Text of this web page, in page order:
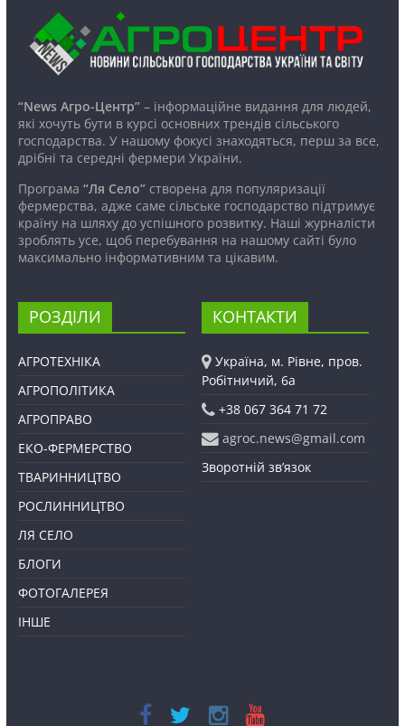
“News Агро-Центр”– інформаційне видання для людей,
які хочуть бути в курсі основних трендів сільського
господарства. У нашому фокусі знаходяться, перш за все,
дрібні та середні фермери України.
Програма “Ля Село”створена для популяризації
фермерства, адже саме сільське господарство підтримує
країну на шляху до успішного розвитку. Наші журналісти
зроблять усе, щоб перебування на нашому сайті було
максимально інформативним та цікавим.
РОЗДІЛИ
АГРОТЕХНІКА
АГРОПОЛІТИКА
АГРОПРАВО
ЕКО-ФЕРМЕРСТВО
ТВАРИННИЦТВО
РОСЛИННИЦТВО
ЛЯ СЕЛО
БЛОГИ
ФОТОГАЛЕРЕЯ
ІНШЕ
КОНТАКТИ
Україна, м. Рівне, пров.
Робітничий, 6а
+38 067 364 71 72
agroc.news@gmail.com
Зворотній зв’язок